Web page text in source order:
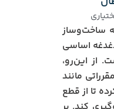
ساخت‌وساز
اساسی
از این‌رو،
مانند
کرده تا از قطع